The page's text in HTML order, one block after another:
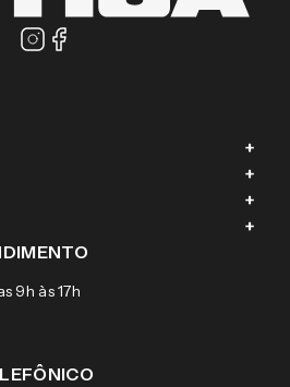
+
+
+
+
9h às 17h